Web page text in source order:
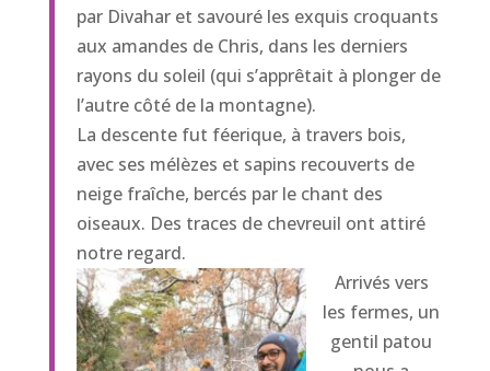
par Divahar et savouré les exquis croquants
aux amandes de Chris, dans les derniers
rayons du soleil (qui s’apprêtait à plonger de
l’autre côté de la montagne).
La descente fut féerique, à travers bois,
avec ses mélèzes et sapins recouverts de
neige fraîche, bercés par le chant des
oiseaux. Des traces de chevreuil ont attiré
notre regard.
Arrivés vers
les fermes, un
gentil patou